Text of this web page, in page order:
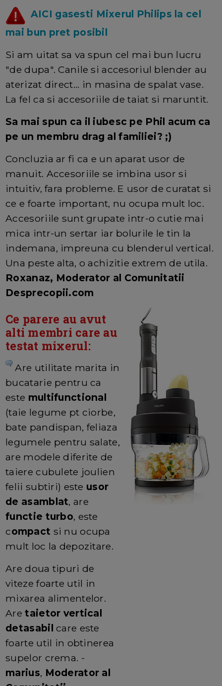
AICI gasesti Mixerul Philips la cel
mai bun pret posibil
Si am uitat sa va spun cel mai bun lucru
"de dupa". Canile si accesoriul blender au
aterizat direct... in masina de spalat vase.
La fel ca si accesoriile de taiat si maruntit.
Sa mai spun ca il iubesc pe Phil acum ca
pe un membru drag al familiei? ;)
Concluzia ar fi ca e un aparat usor de
manuit. Accesoriile se imbina usor si
intuitiv, fara probleme. E usor de curatat si
ce e foarte important, nu ocupa mult loc.
Accesoriile sunt grupate intr-o cutie mai
mica intr-un sertar iar bolurile le tin la
indemana, impreuna cu blenderul vertical.
Una peste alta, o achizitie extrem de utila.
Roxanaz, Moderator al Comunitatii
Desprecopii.com
Ce parere au avut
alti membri care au
testat mixerul:
Are utilitate marita in
bucatarie pentru ca
este multifunctional
(taie legume pt ciorbe,
bate pandispan, feliaza
legumele pentru salate,
are modele diferite de
taiere cubulete joulien
felii subtiri) este usor
de asamblat, are
functie turbo, este
compact si nu ocupa
mult loc la depozitare.
Are doua tipuri de
viteze foarte util in
mixarea alimentelor.
Are taietor vertical
detasabil care este
foarte util in obtinerea
supelor crema. -
marius, Moderator al